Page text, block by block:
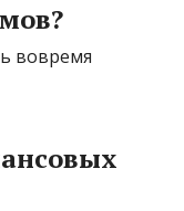
вовремя